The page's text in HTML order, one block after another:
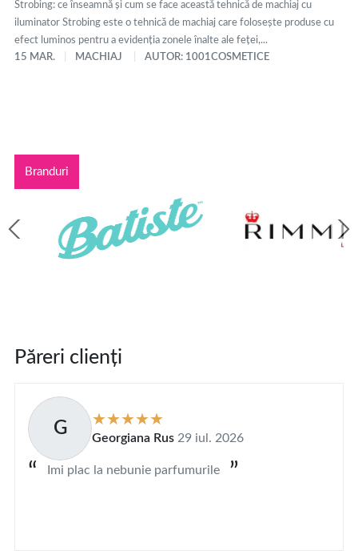
Strobing: ce înseamnă și cum se face această tehnică de machiaj cu
iluminator Strobing este o tehnică de machiaj care folosește produse cu
efect luminos pentru a evidenția zonele înalte ale feței,...
15 MAR.
MACHIAJ AUTOR: 1001COSMETICE
Branduri
Păreri clienți
G Georgiana Rus 29 iul. 2026
Imi plac la nebunie parfumurile